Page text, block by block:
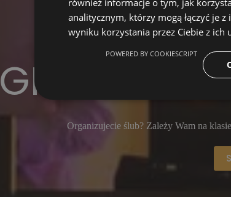
GRUPA
Organizujecie ślub? Zależy Wam na
również informacje o tym, jak
analitycznym, którzy mogą łączyć je
wyniku korzystania przez Ciebie z ich
POWERED BY COOKIESCRIPT